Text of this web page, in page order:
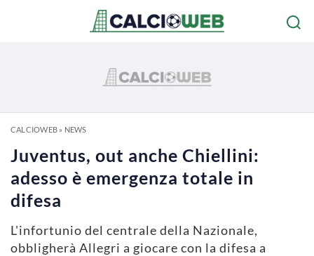
CALCIOWEB» NEWS
Juventus, out anche Chiellini:
adesso è emergenza totale in
difesa
L'infortunio del centrale della Nazionale,
obbligherà Allegri a giocare con la difesa a